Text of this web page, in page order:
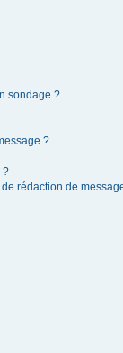
sondage ?
?
?
rédaction de